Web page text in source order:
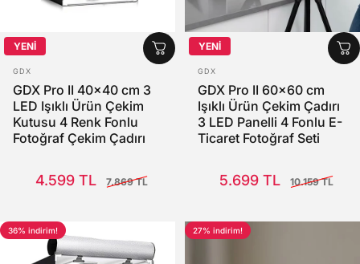
YENİ
SATICI:
GDX
GDX Pro II 40x40 cm 3
LED Işıklı Ürün Çekim
Kutusu 4 Renk Fonlu
Fotoğraf Çekim Çadırı
4.599 TL
7.869 TL
YENİ
SATICI:
GDX
GDX Pro II 60x60 cm
Işıklı Ürün Çekim Çadırı
3 LED Panelli 4 Fonlu E-
Ticaret Fotoğraf Seti
5.699 TL
10.159 TL
36% indirim! 27% indirim!